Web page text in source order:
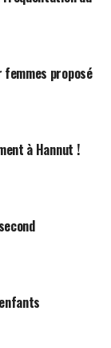
femmes proposé
à Hannut !